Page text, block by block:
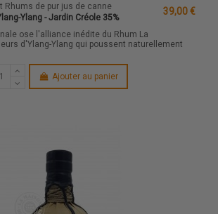
Rhums de pur jus de canne
Ylang - Jardin Créole 35%
39,00 €
ose l'alliance inédite du Rhum La
d'Ylang-Ylang qui poussent naturellement
Ajouter au panier